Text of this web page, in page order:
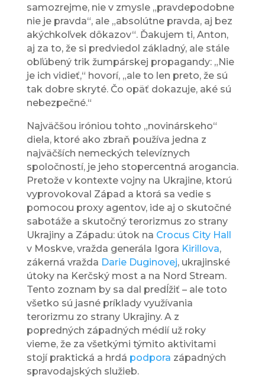
samozrejme, nie v zmysle „pravdepodobne
nie je pravda“, ale „absolútne pravda, aj bez
akýchkoľvek dôkazov“. Ďakujem ti, Anton,
aj za to, že si predviedol základný, ale stále
obľúbený trik žumpárskej propagandy: „Nie
je ich vidieť,“ hovorí, „ale to len preto, že sú
tak dobre skryté. Čo opäť dokazuje, aké sú
nebezpečné.“
Najväčšou iróniou tohto „novinárskeho“
diela, ktoré ako zbraň používa jedna z
najväčších nemeckých televíznych
spoločností, je jeho stopercentná arogancia.
Pretože v kontexte vojny na Ukrajine, ktorú
vyprovokoval Západ a ktorá sa vedie s
pomocou proxy agentov, ide aj o skutočné
sabotáže a skutočný terorizmus zo strany
Ukrajiny a Západu: útok na Crocus City Hall
v Moskve, vražda generála Igora Kirillova,
zákerná vražda Darie Duginovej, ukrajinské
útoky na Kerčský most a na Nord Stream.
Tento zoznam by sa dal predĺžiť – ale toto
všetko sú jasné príklady využívania
terorizmu zo strany Ukrajiny. A z
popredných západných médií už roky
vieme, že za všetkými týmito aktivitami
stojí praktická a hrdá podpora západných
spravodajských služieb.